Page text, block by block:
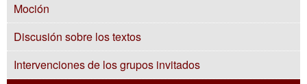
Moción
Discusión sobre los textos
Intervenciones de los grupos invitados